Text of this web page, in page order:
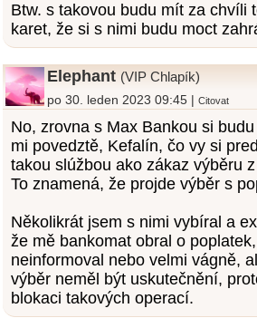
Btw. s takovou budu mít za chvíli
karet, že si s nimi budu moct
Elephant (VIP Chlapík)
po 30. leden 2023 09:45 |Citovat
No, zrovna s Max Bankou si
mi povedztě, Kefalín, čo vy si
takou slúžbou ako zákaz výběru
To znamená, že projde výběr s
Několikrát jsem s nimi vybíral a
že mě bankomat obral o
neinformoval nebo velmi vágně,
výběr neměl být uskutečnění,
blokaci takových operací.